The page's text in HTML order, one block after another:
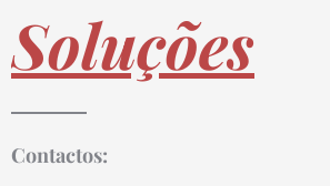
Soluções
Contactos: